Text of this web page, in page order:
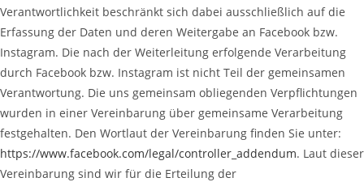
Verantwortlichkeit beschränkt sich dabei ausschließlich auf die
Erfassung der Daten und deren Weitergabe an Facebook bzw.
Instagram. Die nach der Weiterleitung erfolgende Verarbeitung
durch Facebook bzw. Instagram ist nicht Teil der gemeinsamen
Verantwortung. Die uns gemeinsam obliegenden Verpflichtungen
wurden in einer Vereinbarung über gemeinsame Verarbeitung
festgehalten. Den Wortlaut der Vereinbarung finden Sie unter:
https://www.facebook.com/legal/controller_addendum. Laut dieser
Vereinbarung sind wir für die Erteilung der